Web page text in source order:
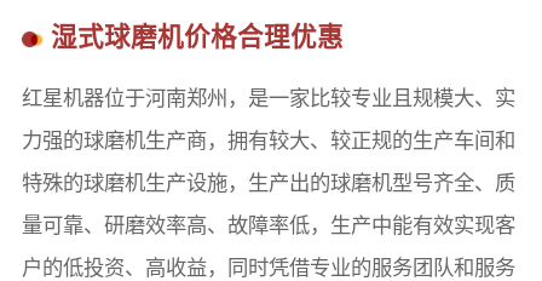
湿式球磨机价格合理优惠
红星机器位于河南郑州，是一家比较专业且规模大、实
力强的球磨机生产商，拥有较大、较正规的生产车间和
特殊的球磨机生产设施，生产出的球磨机型号齐全、质
量可靠、研磨效率高、故障率低，生产中能有效实现客
户的低投资、高收益，同时凭借专业的服务团队和服务